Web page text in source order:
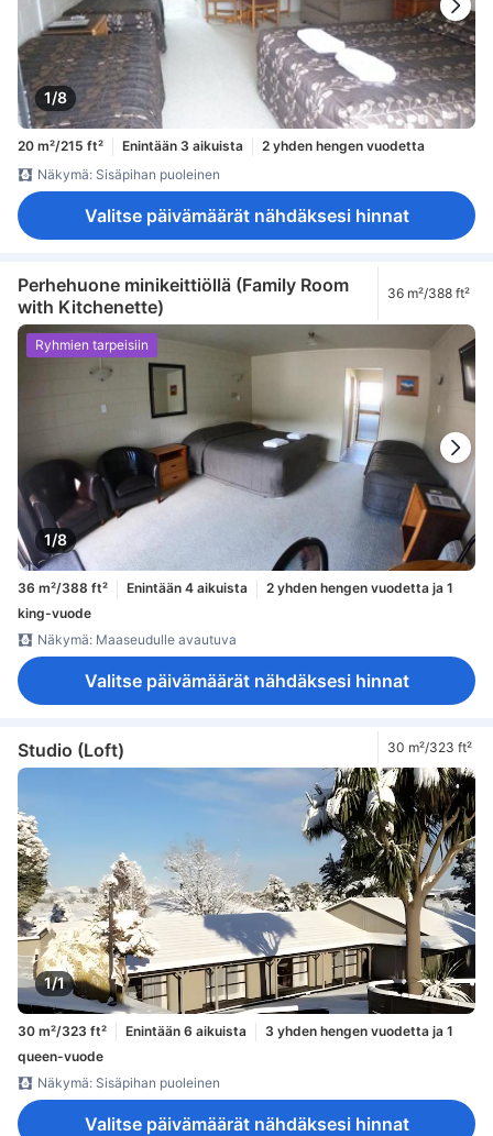
1/8
20 m²/215 ft² Enintään 3 aikuista
2 yhden hengen vuodetta
Näkymä: Sisäpihan puoleinen
Valitse päivämäärät nähdäksesi hinnat
Perhehuone minikeittiöllä (Family Room
with Kitchenette)
36 m²/388 ft²
1/8
Ryhmien tarpeisiin
36 m²/388 ft² Enintään 4 aikuista
2 yhden hengen vuodetta ja 1
king-vuode
Näkymä: Maaseudulle avautuva
Valitse päivämäärät nähdäksesi hinnat
Studio (Loft) 30 m²/323 ft²
1/1
30 m²/323 ft² Enintään 6 aikuista
3 yhden hengen vuodetta ja 1
queen-vuode
Näkymä: Sisäpihan puoleinen
Valitse päivämäärät nähdäksesi hinnat